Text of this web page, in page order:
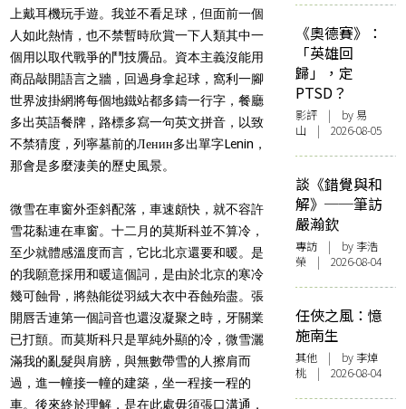
上戴耳機玩手遊。我並不看足球，但面前一個
人如此熱情，也不禁暫時欣賞一下人類其中一
個用以取代戰爭的鬥技贗品。資本主義沒能用
商品敲開語言之牆，回過身拿起球，窩利一腳
世界波掛網將每個地鐵站都多鑄一行字，餐廳
多出英語餐牌，路標多寫一句英文拼音，以致
不禁猜度，列寧墓前的Ленин多出單字Lenin，
那會是多麼淒美的歷史風景。
微雪在車窗外歪斜配落，車速頗快，就不容許
雪花黏連在車窗。十二月的莫斯科並不算冷，
至少就體感溫度而言，它比北京還要和暖。是
的我願意採用和暖這個詞，是由於北京的寒冷
幾可蝕骨，將熱能從羽絨大衣中吞蝕殆盡。張
開唇舌連第一個詞音也還沒凝聚之時，牙關業
已打顫。而莫斯科只是單純外顯的冷，微雪灑
滿我的亂髮與肩膀，與無數帶雪的人擦肩而
過，進一幢接一幢的建築，坐一程接一程的
車。後來終於理解，是在此處毋須張口溝通，
《奧德賽》：
「英雄回
歸」，定
PTSD？
影評 | by 易
山 | 2026-08-05
談《錯覺與和
解》──筆訪
嚴瀚欽
專訪 | by 李浩
榮 | 2026-08-04
任俠之風：憶
施南生
其他 | by 李焯
桃 | 2026-08-04